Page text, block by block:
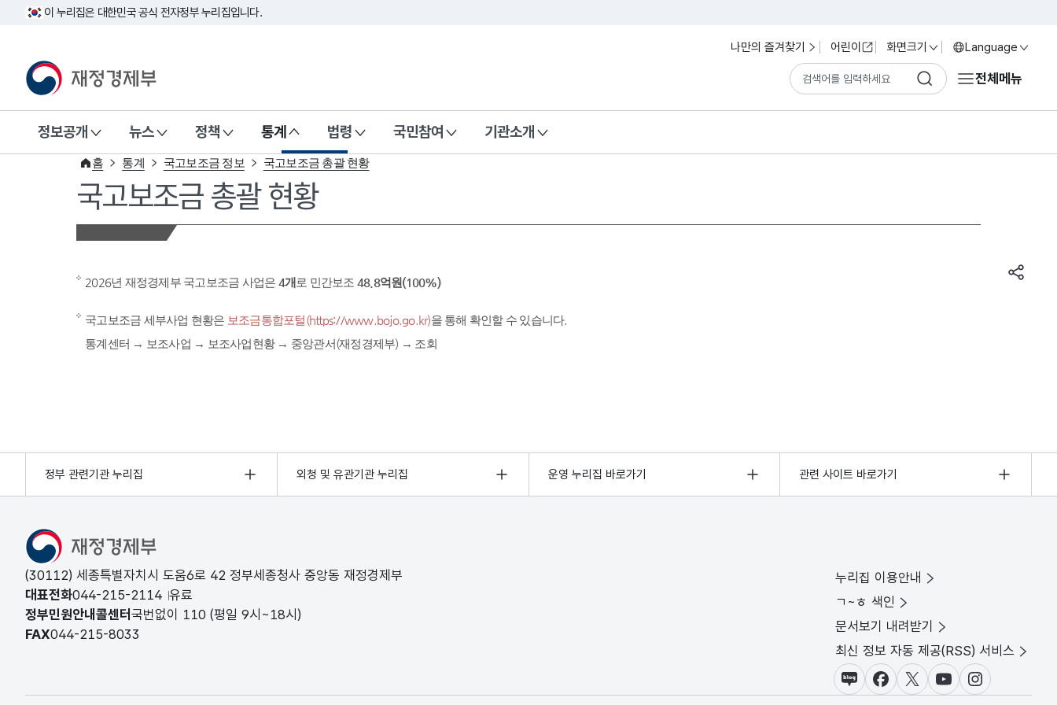
이 누리집은 대한민국 공식 전자정부 누리집입니다.
나만의 즐겨찾기 어린이 화면크기 Language
재정경제부(www.mofe.go.kr) 전체메뉴
정보공개 뉴스 정책 통계 법령 국민참여 기관소개
홈 통계 국고보조금 정보 국고보조금 총괄 현황
국고보조금 총괄 현황
2026년 재정경제부 국고보조금 사업은 4개로 민간보조 48.8억원(100%)
국고보조금 세부사업 현황은 보조금통합포털(https://www.bojo.go.kr)을 통해 확인할 수 있습니다.
통계센터 → 보조사업 → 보조사업현황 → 중앙관서(재정경제부) → 조회
정부 관련기관 누리집 외청 및 유관기관 누리집 운영 누리집 바로가기 관련 사이트 바로가기
(30112) 세종특별자치시 도움6로 42 정부세종청사 중앙동 재정경제부
대표전화044-215-2114 유료
정부민원안내콜센터 국번없이 110 (평일 9시~18시)
FAX044-215-8033
누리집 이용안내
ㄱ~ㅎ 색인
문서보기 내려받기
최신 정보 자동 제공(RSS) 서비스
블로그페이스북X(트위터)
유튜브인스타그램